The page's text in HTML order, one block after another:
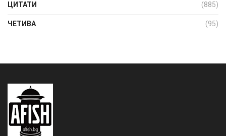
ЦИТАТИ (885)
ЧЕТИВА (95)